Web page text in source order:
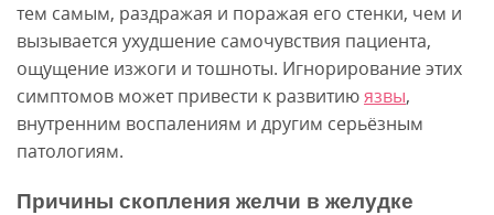
тем самым, раздражая и поражая его стенки, чем и
вызывается ухудшение самочувствия пациента,
ощущение изжоги и тошноты. Игнорирование этих
симптомов может привести к развитиюязвы,
внутренним воспалениям и другим серьёзным
патологиям.
Причины скопления желчи в желудке